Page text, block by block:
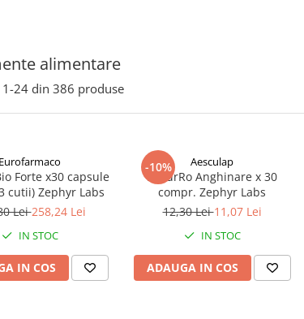
alimentare
1-24 din 386 produse
Eurofarmaco
Forte x30 capsule
cutii) Zephyr Labs
Lei258,24 Lei
IN STOC
IN COS
-10% Aesculap
NaturRo Anghinare x 30
compr. Zephyr Labs
12,30 Lei11,07 Lei
IN STOC
ADAUGA IN COS